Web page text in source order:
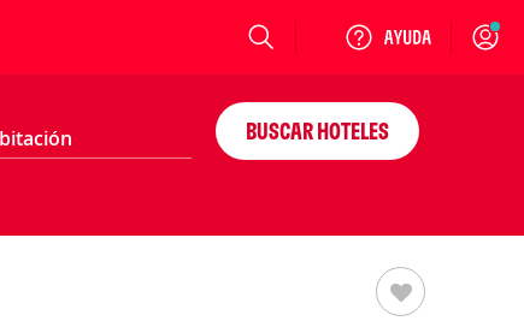
Login
BUSCAR HOTELES